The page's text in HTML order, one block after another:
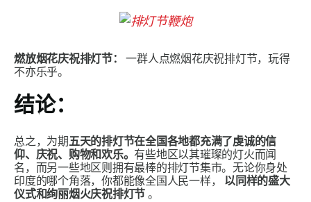
燃放烟花庆祝排灯节：一群人点燃烟花庆祝排灯节，玩得
不亦乐乎。
结论：
总之，为期五天的排灯节在全国各地都充满了虔诚的信
仰、庆祝、购物和欢乐。有些地区以其璀璨的灯火而闻
名，而另一些地区则拥有最棒的排灯节集市。无论你身处
印度的哪个角落，你都能像全国人民一样，
以同样的盛大
仪式和绚丽烟火庆祝排灯节 。